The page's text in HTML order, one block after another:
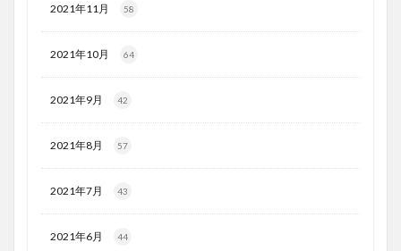
2021年11月 58
2021年10月 64
2021年9月 42
2021年8月 57
2021年7月 43
2021年6月 44